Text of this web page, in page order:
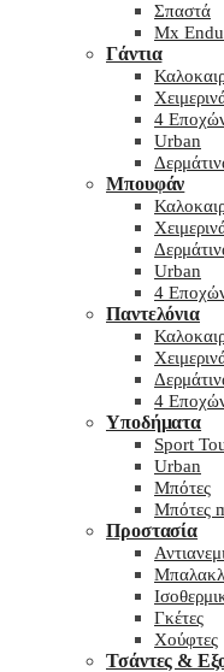
Σπαστά
Mx
Γάντια
4
Urban
Μπουφάν
Urban
4
Παντελόνια
4
Υποδήματα
Sport
Urban
Μπότες
Μπότες
Προστασία
Γκέτες
Χούφτες
Τσάντες &